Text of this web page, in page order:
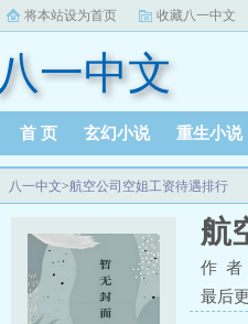
将本站设为首页 收藏八一中文
八一中文
首 页 玄幻小说 重生小说
八一中文>航空公司空姐工资待遇排行
航
作 者
最后